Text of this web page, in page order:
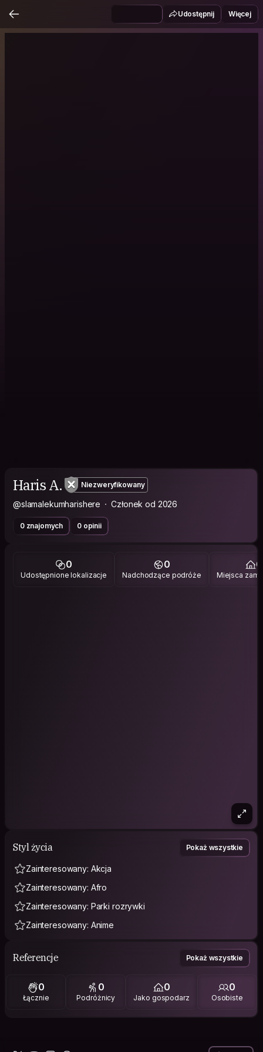
Udostępnij Więcej
Haris A. Niezweryfikowany
@slamalekumharishere Członek od 2026
0 znajomych 0 opinii
0
Udostępnione lokalizacje
0
Nadchodzące podróże
0
Miejsca
Styl życia Pokaż wszystkie
Zainteresowany: Akcja
Zainteresowany: Afro
Zainteresowany: Parki rozrywki
Zainteresowany: Anime
Referencje Pokaż wszystkie
0
Łącznie
0
Podróżnicy
0
Jako gospodarz
0
Osobiste